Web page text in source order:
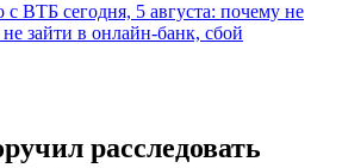
с ВТБ сегодня, 5 августа: почему не
зайти в онлайн-банк, сбой
расследовать